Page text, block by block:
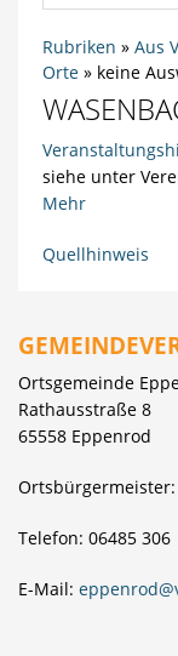
WIRTSCHAFT
Rubriken » Aus
Orte» keine
siehe unter
Mehr
Quellhinweis
Ortsgemeinde
Rathausstraße 8
65558 Eppenrod
Ortsbürgermeister:
Telefon: 06485 306
E-Mail: